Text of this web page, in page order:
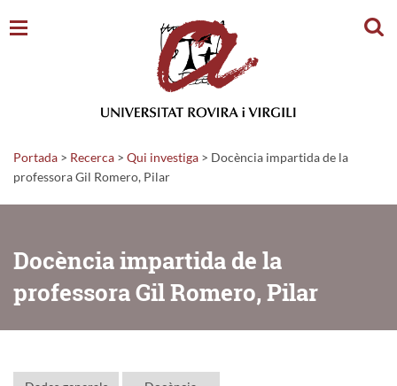
Portada > Recerca > Qui investiga > Docència impartida de la
professora Gil Romero, Pilar
Docència impartida de la
professora Gil Romero, Pilar